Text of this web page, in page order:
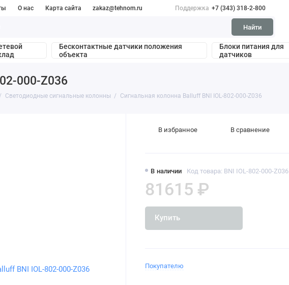
О нас Карта сайта zakaz@tehnom.ru Поддержка +7 (343) 318-2-800
Найти
Бесконтактные датчики положения
объекта
Блоки питания для
датчиков
000-Z036
Светодиодные сигнальные колонны Сигнальная колонна Balluff BNI IOL-802-000-Z036
В наличии Код товара: BNI IOL-802-000-Z036
81615 ₽
Купить
В избранное В сравнение
Покупателю